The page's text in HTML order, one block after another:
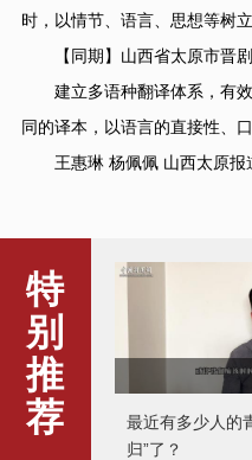
时，以情节、语言、思想等树
【同期】山西省太原市晋剧
建立多语种翻译体系，有效
同的译本，以语言的直接性、
王惠琳 杨佩佩 山西太原报
特
别
推
荐
最近有多少人的
归”了？